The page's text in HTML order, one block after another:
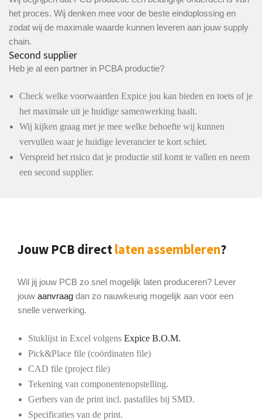
het proces. Wij denken mee voor de beste eindoplossing en
zodat wij de maximale waarde kunnen leveren aan jouw supply
chain.
Second supplier
Heb je al een partner in PCBA productie?
Check welke voorwaarden Expice jou kan bieden en toets of je
het maximale uit je huidige samenwerking haalt.
Wij kijken graag met je mee welke behoefte wij kunnen
vervullen waar je huidige leverancier te kort schiet.
Verspreid het risico dat je productie stil komt te vallen en neem
een second supplier.
Jouw PCB directlaten assembleren?
Wil jij jouw PCB zo snel mogelijk laten produceren? Lever
jouw aanvraag dan zo nauwkeurig mogelijk aan voor een
snelle verwerking.
Stuklijst in Excel volgens Expice B.O.M.
Pick&Place file (coördinaten file)
CAD file (project file)
Tekening van componentenopstelling.
Gerbers van de print incl. pastafiles bij SMD.
Specificaties van de print.